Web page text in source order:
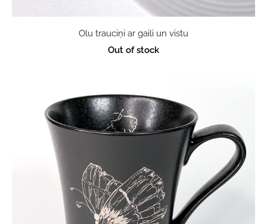
Olu trauciņi ar gaili un vistu
Out of stock